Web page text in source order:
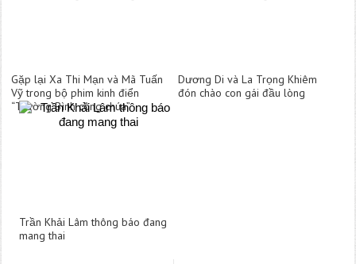
Gặp lại Xa Thi Mạn và Mã Tuấn
Vỹ trong bộ phim kinh điển
“Trường Bình công chúa”
Dương Di và La Trọng Khiêm
đón chào con gái đầu lòng
Trần Khải Lâm thông báo đang
mang thai